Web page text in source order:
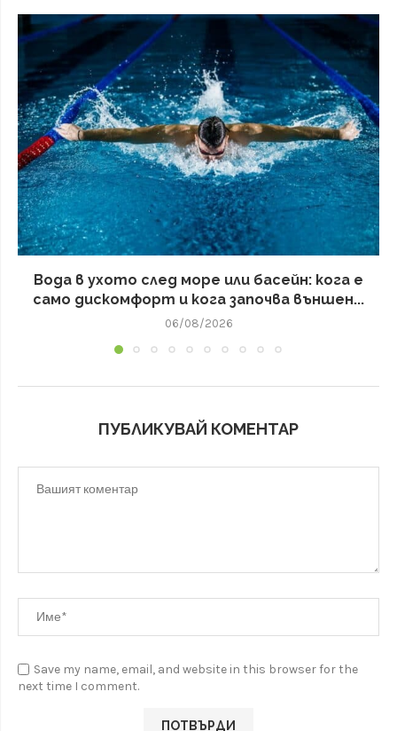
Вода в ухото след море или басейн: кога е
само дискомфорт и кога започва външен...
06/08/2026
ПУБЛИКУВАЙ КОМЕНТАР
Save my name, email, and website in this browser for the
next time I comment.